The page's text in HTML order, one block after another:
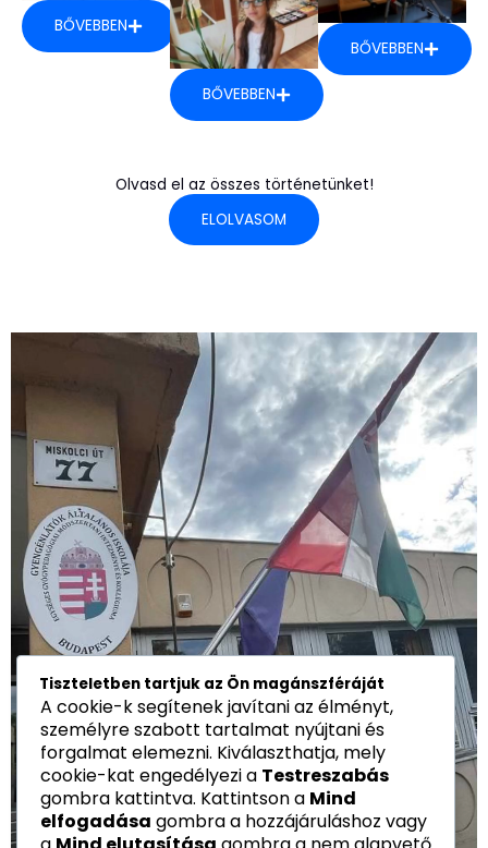
BŐVEBBEN
BŐVEBBEN
BŐVEBBEN
Olvasd el az összes történetünket!
ELOLVASOM
Tiszteletben tartjuk az Ön magánszféráját
A cookie-k segítenek javítani az élményt,
személyre szabott tartalmat nyújtani és
forgalmat elemezni. Kiválaszthatja, mely
cookie-kat engedélyezi a Testreszabás
gombra kattintva. Kattintson a Mind
elfogadása gombra a hozzájáruláshoz vagy